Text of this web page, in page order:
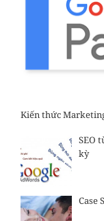
Kiến thức
SEO
kỳ
Case